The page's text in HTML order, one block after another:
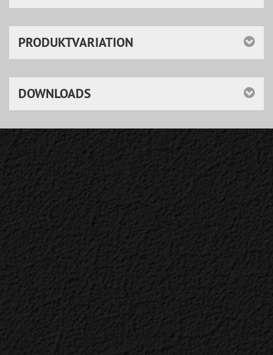
PRODUKTVARIATION
DOWNLOADS